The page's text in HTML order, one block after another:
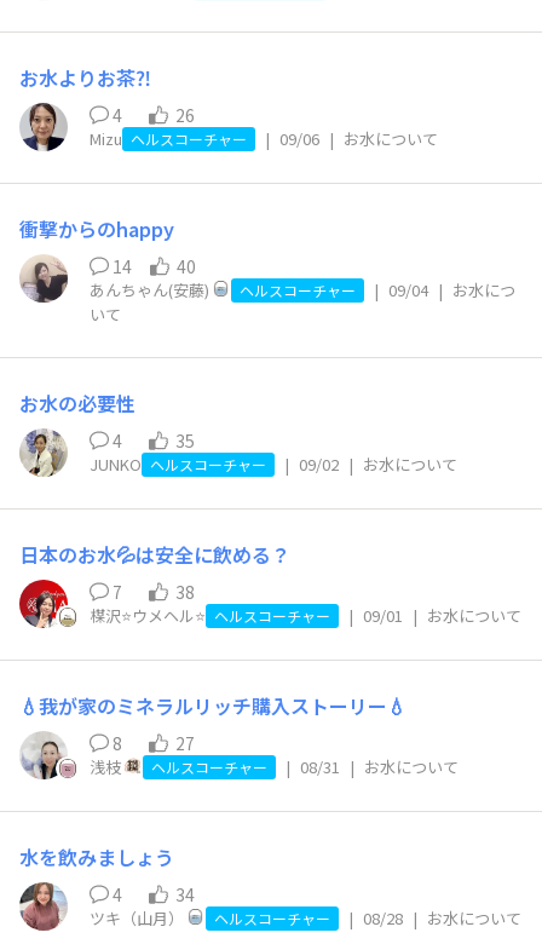
お水よりお茶⁈
4 26
Mizu ヘルスコーチャー | 09/06 | お水について
衝撃からのhappy
14 40
あんちゃん(安藤) ヘルスコーチャー | 09/04 | お水につ
いて
お水の必要性
4 35
JUNKO ヘルスコーチャー | 09/02 | お水について
日本のお水💦は安全に飲める？
7 38
楳沢⭐️ウメヘル⭐️ ヘルスコーチャー | 09/01 | お水について
💧我が家のミネラルリッチ購入ストーリー💧
8 27
浅枝 ヘルスコーチャー | 08/31 | お水について
水を飲みましょう
4 34
ツキ（山月） ヘルスコーチャー | 08/28 | お水について